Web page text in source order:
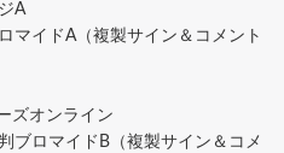
A
マイドA（複製サイン＆コメント
ズオンライン
ブロマイドB（複製サイン＆コメ